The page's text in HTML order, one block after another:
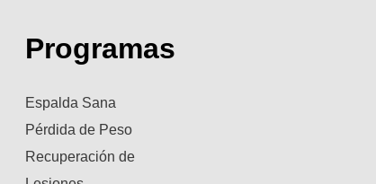
Programas
Espalda Sana
Pérdida de Peso
Recuperación de